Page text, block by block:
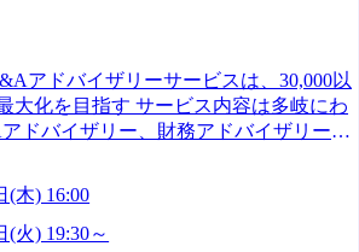
ンチュア出身。金融業界を中心に、DX
interviews/) 戦略だけのコンサルは終わ
ら”のコンサルの在り方 (https://www.b
) Xspear Consultingがえるぼし認定を取
www.afpbb.com/articles/-/3520247)
流工程、先端技術を学べる環境 【コン
実施しており、月単位の決められた
できる 【休日】 土日祝休みの完全週休
、夏季9日、年末年始9日） 有給休暇は
に付与されます。 年次有給休暇の残日
ッシュ休暇を取得できます。 【育児や
象：小学校1年修了時の3月31日までの
アドバイザリーサービスは、30,000以
大化を目指す サービス内容は多岐にわ
ドバイザリー、財務アドバイザリーな
持ち、将来の株価成長を取り込むスキ
グループはM&A業界のリー
ず幅広い案件に携わりながら自己成
(木) 16:00
(火) 19:30～